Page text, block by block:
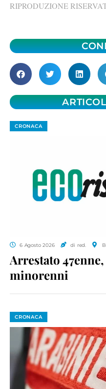
RIPRODUZIONE
CRONACA
6 Agosto 2026 di red.
Arrestato
minorenni
CRONACA